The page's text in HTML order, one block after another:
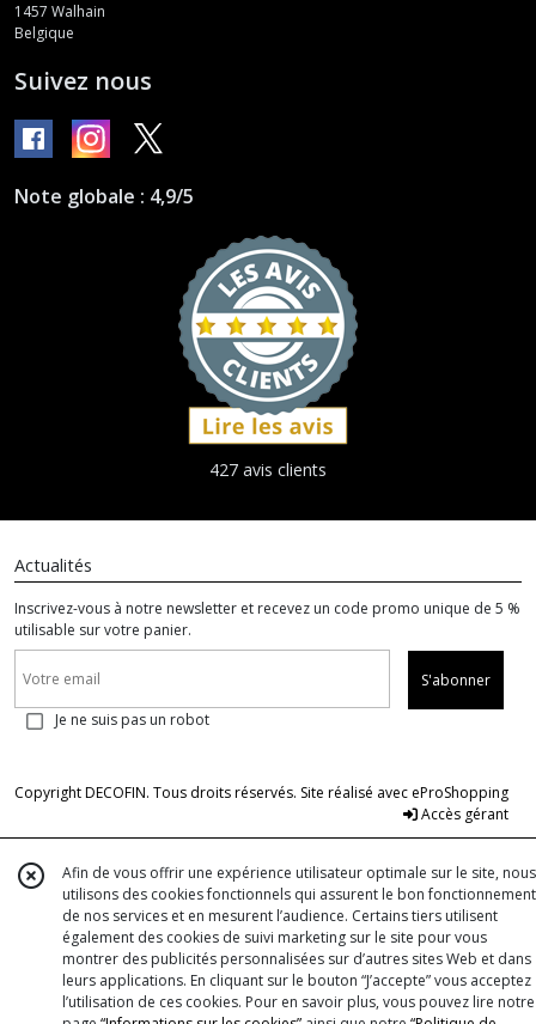
1457 Walhain
Belgique
Suivez nous
Note globale : 4,9/5
427 avis clients
Actualités
Inscrivez-vous à notre newsletter et recevez un code promo unique de 5 %
utilisable sur votre panier.
S'abonner
Je ne suis pas un robot
Copyright DECOFIN. Tous droits réservés. Site réalisé avec eProShopping
Accès gérant
Afin de vous offrir une expérience utilisateur optimale sur le site, nous
utilisons des cookies fonctionnels qui assurent le bon fonctionnement
de nos services et en mesurent l’audience. Certains tiers utilisent
également des cookies de suivi marketing sur le site pour vous
montrer des publicités personnalisées sur d’autres sites Web et dans
leurs applications. En cliquant sur le bouton “J’accepte” vous acceptez
l’utilisation de ces cookies. Pour en savoir plus, vous pouvez lire notre